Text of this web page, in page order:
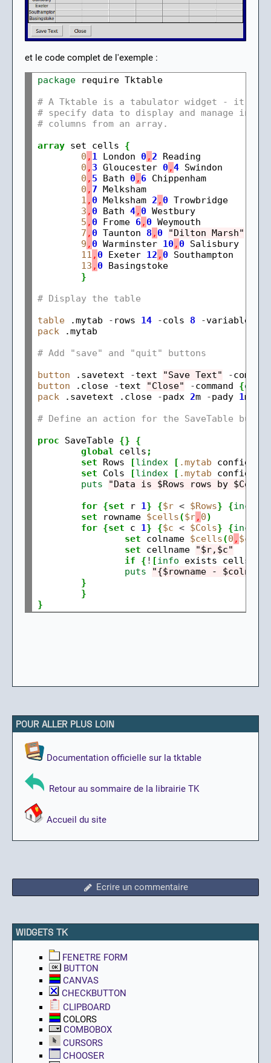
et le code complet de l'exemple :
package require Tktable
# A Tktable is a tabulator widget - it lets
# specify data to display and manage in
# columns from an array.
array set cells {
0 , 1 London 0,2 Reading
0 , 3 Gloucester 0,4 Swindon
0 , 5 Bath 0, 6 Chippenham
0 , 7 Melksham
1 , 0 Melksham 2 , 0 Trowbridge
3 , 0 Bath 4, 0 Westbury
5 , 0 Frome 6, 0 Weymouth
7 , 0 Taunton 8 , 0
"Dilton Marsh"
9 , 0 Warminster 10, 0 Salisbury
11 , 0 Exeter 12 , 0 Southampton
13 , 0 Basingstoke
}
# Display the table
table .mytab - rows 14 -cols 8
-
pack .mytab
# Add "save" and "quit" buttons
button .savetext -text "Save Text"
-
button .close -text "Close" -command {exit
pack .savetext .close -padx 2m -pady 1m
# Define an action for the SaveTable button
proc SaveTable {}
{
global cells ;
set Rows [lindex [ .mytab configure
set Cols [lindex [ .mytab configure
puts
"Data is $Rows rows by $Cols
for {set r 1} {$r < $Rows} {incr
set rowname $cells($r, 0)
for {set c 1} {$c < $Cols} {incr
set colname $cells(0 , $c
set cellname
"$r,$c"
if
{ ! [info exists cells
puts
"{$rowname -
}
}
}
POUR ALLER PLUS LOIN
Documentation officielle sur la tktable
Retour au sommaire de la librairie TK
Accueil du site
Ecrire un commentaire
WIDGETS TK
FENETRE FORM
BUTTON
CANVAS
CHECKBUTTON
CLIPBOARD
COLORS
COMBOBOX
CURSORS
CHOOSER